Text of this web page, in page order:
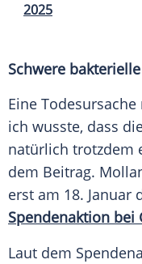
2025
Schwere
Eine Todesursache
ich wusste, dass
natürlich trotzdem
dem Beitrag.
erst am 18. Januar
Spendenaktion bei
Laut dem